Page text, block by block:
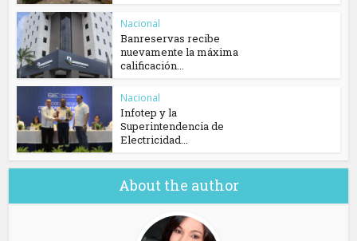
Nacional
Banreservas recibe
nuevamente la máxima
calificación...
Nacional
Infotep y la
Superintendencia de
Electricidad...
About the author